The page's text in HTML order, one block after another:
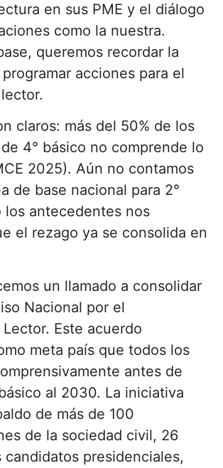
en sus PME y el diálogo
como la nuestra.
queremos recordar la
acciones para el
claros: más del 50% de los
4° básico no comprende lo
2025). Aún no contamos
de base nacional para 2°
los antecedentes nos
el rezago ya se consolida en
un llamado a consolidar
Nacional por el
Este acuerdo
meta país que todos los
antes de
al 2030. La iniciativa
de más de 100
de la sociedad civil, 26
candidatos presidenciales,